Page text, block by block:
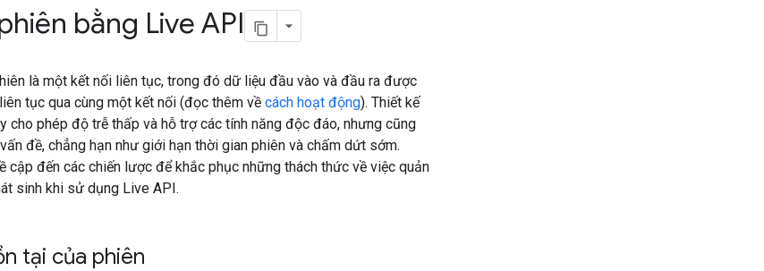
bằng Live API
là một kết nối liên tục, trong đó dữ liệu đầu vào và đầu ra được
tục qua cùng một kết nối (đọc thêm về cách hoạt động). Thiết kế
cho phép độ trễ thấp và hỗ trợ các tính năng độc đáo, nhưng cũng
đề, chẳng hạn như giới hạn thời gian phiên và chấm dứt sớm.
cập đến các chiến lược để khắc phục những thách thức về việc quản
sinh khi sử dụng Live API.
tại của phiên